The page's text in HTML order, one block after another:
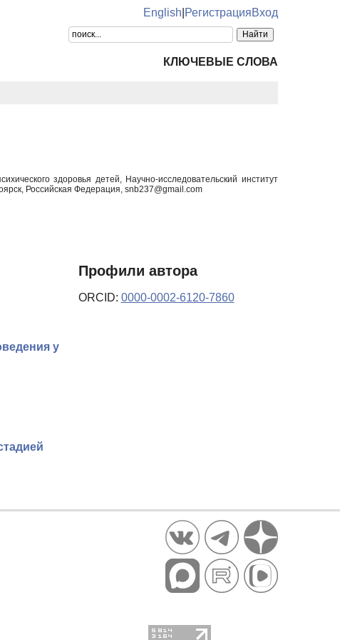
English РегистрацияВход
КЛЮЧЕВЫЕ СЛОВА
здоровья детей, Научно-исследовательский институт
Российская Федерация, snb237@gmail.com
у
Профили автора
ORCID: 0000-0002-6120-7860